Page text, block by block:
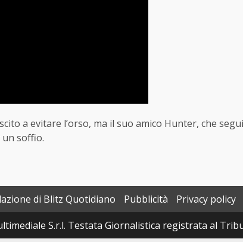
a evitare l’orso, ma il suo amico Hunter, che
soffio.
di Blitz Quotidiano Pubblicità Privacy policy
S.r.l. Testata Giornalistica registrata al